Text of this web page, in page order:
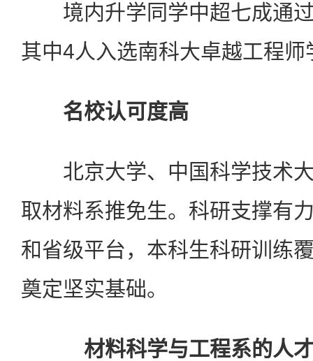
境内升学同学中超七成通过
其中4人入选南科大卓越工程
名校认可度高
北京大学、中国科学技术大
取材料系推免生。科研支撑有
和省级平台，本科生科研训练
奠定坚实基础。
材料科学与工程系的人